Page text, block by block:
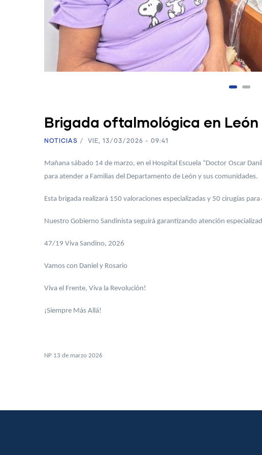
Brigada oftalmológica en León
NOTICIAS / VIE, 13/03/2026 - 09:41
Mañana sábado 14 de marzo, en el Hospital Escuela “Doctor Oscar
para atender a Familias del Departamento de León y sus comunidades.
Esta brigada realizará 150 valoraciones especializadas y 50 cirugías
Nuestro Gobierno Sandinista seguirá garantizando atención
47/19 Viva Sandino, 2026
Vamos con Daniel y Rosario
Viva el Frente, Viva la Revolución!
¡Siempre Más Allá!
NP 13 de marzo 2026